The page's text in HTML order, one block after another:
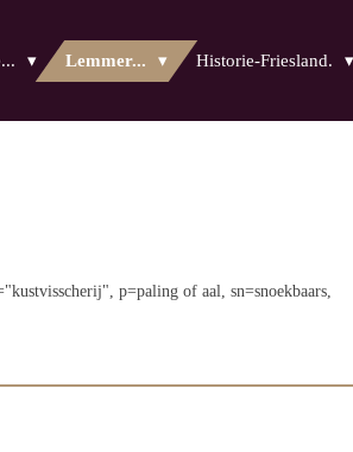
Lemmer... Historie-Friesland.
p=paling of aal, sn=snoekbaars,